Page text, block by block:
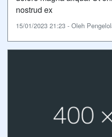
nostrud ex
15/01/2023 21:23 - Oleh